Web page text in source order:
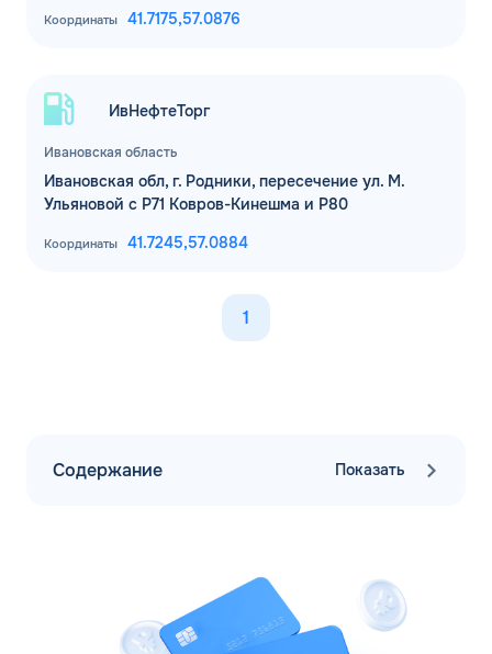
Координаты 41.7175,57.0876
Ивановская область
ИвНефтеТорг
Ивановская обл, г. Родники, пересечение ул. М.
Ульяновой с Р71 Ковров-Кинешма и Р80
Координаты 41.7245,57.0884
1
Содержание Показать